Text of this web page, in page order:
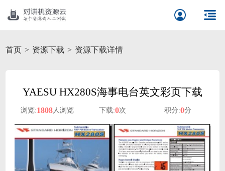
首页 资源下载 资源下载详情
YAESU HX280S海事电台英文彩页下载
浏览:1808人浏览 下载:0次 积分:0分